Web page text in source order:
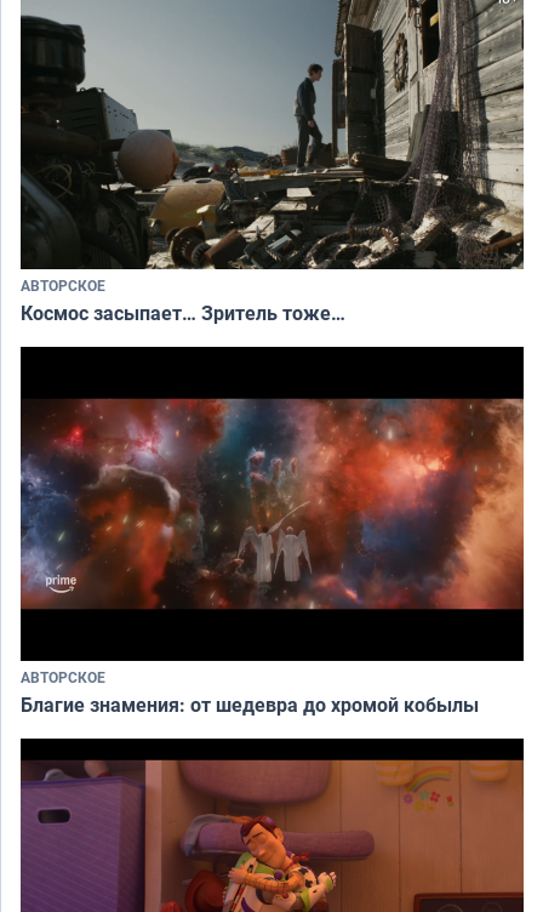
АВТОРСКОЕ
Космос засыпает… Зритель тоже…
АВТОРСКОЕ
Благие знамения: от шедевра до хромой кобылы